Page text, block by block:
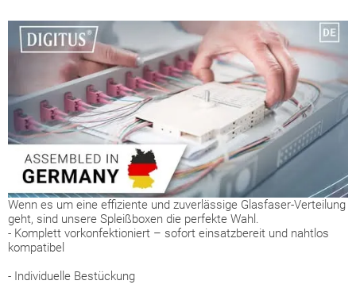
Wenn es um eine effiziente und zuverlässige Glasfaser-Verteilung
geht, sind unsere Spleißboxen die perfekte Wahl.
- Komplett vorkonfektioniert – sofort einsatzbereit und nahtlos
kompatibel
- Individuelle Bestückung